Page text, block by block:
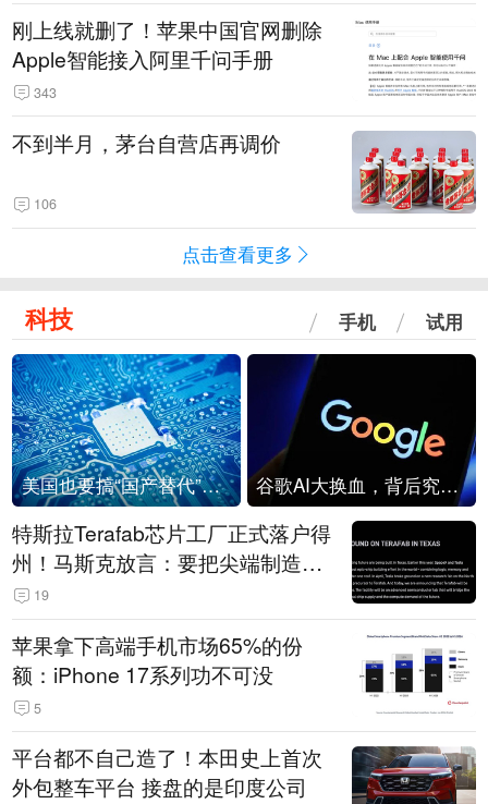
刚上线就删了！苹果中国官网删除
Apple智能接入阿里千问手册
343
不到半月，茅台自营店再调价
106
点击查看更多
科技 手机 试用
美国也要搞“国产替代”？先算清三笔账 谷歌AI大换血，背后究竟发生了什么？
特斯拉Terafab芯片工厂正式落户得
州！马斯克放言：要把尖端制造带
回美国
19
苹果拿下高端手机市场65%的份
额：iPhone 17系列功不可没
5
平台都不自己造了！本田史上首次
外包整车平台 接盘的是印度公司